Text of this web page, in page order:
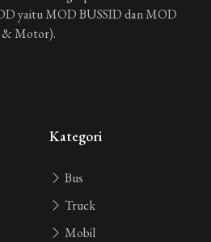
yaitu MOD BUSSID dan MOD
& Motor).
Kategori
Bus
Truck
Mobil